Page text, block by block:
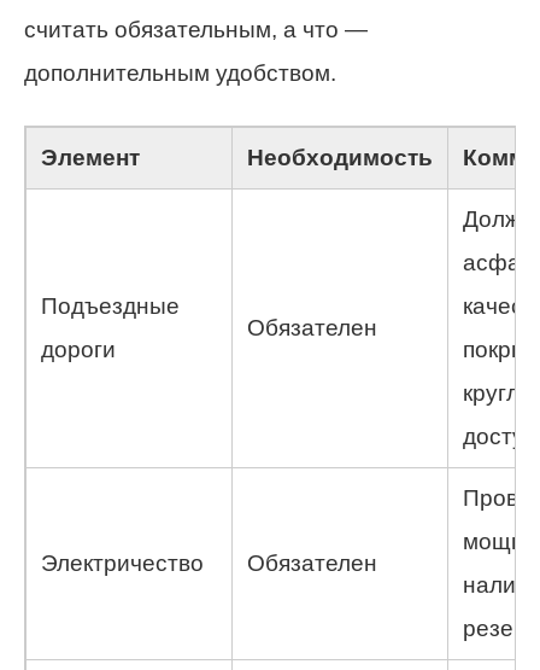
считать обязательным, а что —
дополнительным удобством.
Элемент Необходимость
Подъездные
дороги
Обязателен
доступ
Электричество Обязателен